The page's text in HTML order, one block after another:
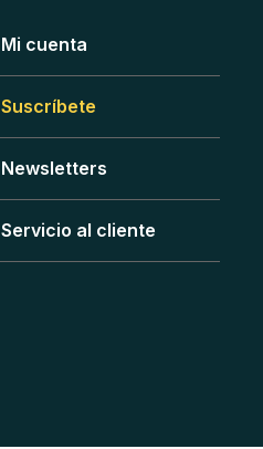
Mi cuenta
Suscríbete
Newsletters
Servicio al cliente